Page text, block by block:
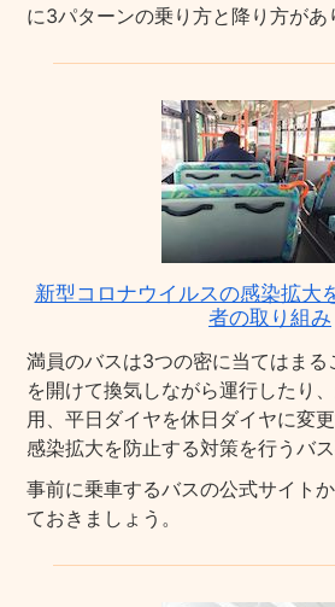
に3パターンの乗り方と降り方があ
新型コロナウイルスの感染拡大
者の取り組み
満員のバスは3つの密に当てはまる
を開けて換気しながら運行したり
用、平日ダイヤを休日ダイヤに変
感染拡大を防止する対策を行うバ
事前に乗車するバスの公式サイト
ておきましょう。